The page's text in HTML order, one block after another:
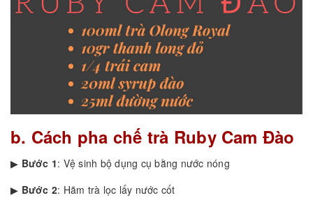
b. Cách pha chế trà Ruby Cam Đào
▶ Bước 1: Vệ sinh bộ dụng cụ bằng nước nóng
▶ Bước 2: Hãm trà lọc lấy nước cốt